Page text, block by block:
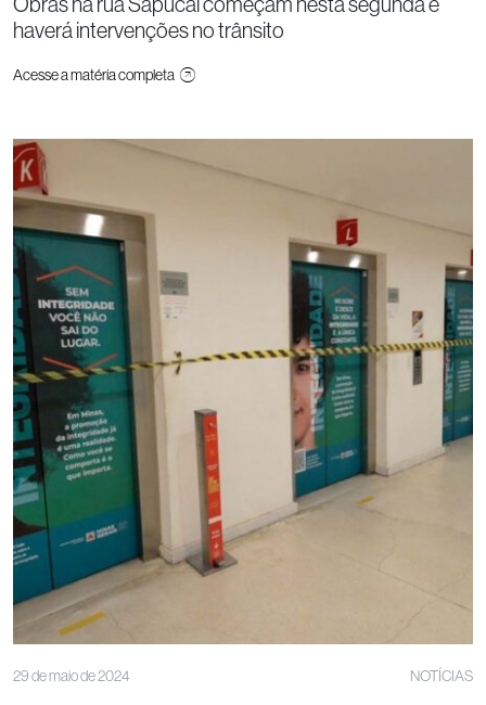
haverá intervenções no trânsito
Acesse a matéria completa
29 de maio de 2024 NOTÍCIAS